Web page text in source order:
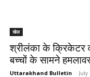
खेल
श्रीलंका के क्रिकेटर
बच्चों के सामने
Uttarakhand Bulletin - July